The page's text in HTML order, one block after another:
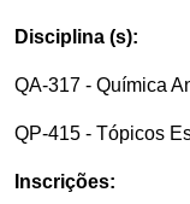
Disciplina (s):
QA-317 - Química
QP-415 - Tópicos
Inscrições: